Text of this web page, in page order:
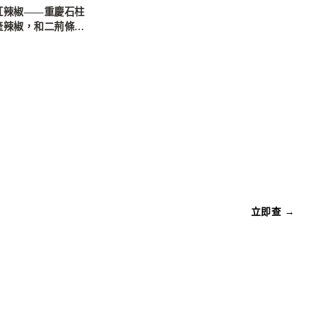
辣椒——重慶石柱
辣椒，和二荊條有
立即查 →